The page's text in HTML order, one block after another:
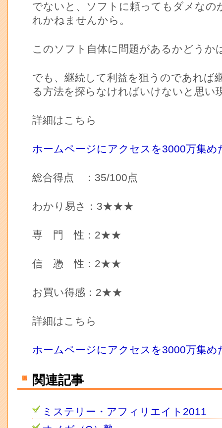
でないと、ソフトに頼ってもダメなの
れかねませんから。
このソフト自体に問題があるかどうか
でも、継続して利益を狙うのであれば
る方法を探らなければいけないと思い
詳細はこちら
ホームページにアクセスを3000万集め
総合得点 ：35/100点
わかり易さ：3★★★
専 門 性：2★★
信 憑 性：2★★
お買い得感：2★★
詳細はこちら
ホームページにアクセスを3000万集め
関連記事
ミステリー・アフィリエイト2011